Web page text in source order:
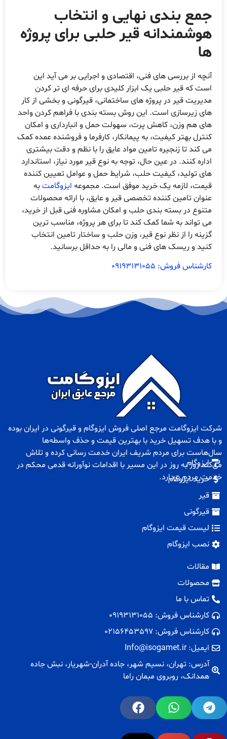
جمع بندی نهایی و انتخاب
هوشمندانه قیر حلبی برای پروژه
ها
آنچه از بررسی های فنی، اقتصادی و اجرایی بر می آید این
است که قیر حلبی یک ابزار کلیدی برای حرفه ای تر کردن
مدیریت قیر در پروژه های ساختمانی، قیرگونی و بخشی از کار
های زیرسازی است. این روش بسته بندی با فراهم کردن واحد
های هم وزن، کاهش پرت، سهولت حمل و انبارداری و امکان
کنترل بهتر کیفیت، به پیمانکار، کارفرما و فروشنده عمده کمک
می کند تا زنجیره تامین مواد عایق را با نظم و دقت بیشتری
اداره کنند. در عین حال، توجه به نوع قیر مورد نیاز، استاندارد
های تولید، کیفیت حلب، شرایط حمل و عوامل تعیین کننده
قیمت، لازمه یک خرید موفق است. مجموعه ایزوگامتبه
عنوان تامین کننده تخصصی قیر و عایق، با ارائه محصولات
متنوع در بسته بندی حلب و امکان مشاوره فنی قبل از خرید،
می تواند به شما کمک کند تا برای هر پروژه، مناسب ترین
گزینه را از نظر نوع قیر، وزن حلب و ساختار تامین انتخاب
کنید و ریسک های فنی و مالی را به حداقل برسانید.
کارشناس فروش: 09193131055
شرکت ایزوگامت مرجع اصلی فروش ایزوگام وقیرگونی در ایران بوده
و با هدف تسهیل خرید با بهترین قیمت و حذف واسطه‌ها
سال‌هاست برای مردم شریف ایران خدمت رسانی کرده و تلاش
می‌کند روز به روز در این مسیر با اقدامات نوآورانه قدمی محکم در
خدمت مردم بردارد.
ایزوگام
خرید ایزوگام
قیر
قیرگونی
لیست قیمت ایزوگام
نصب ایزوگام
مقالات
محصولات
تماس با ما
کارشناس فروش: 09193131055
کارشناس فروش: 02156453597
ایمیل: Info@isogamet.ir
آدرس: تهران، نسیم شهر، جاده آدران-شهریار، نبش جاده
همدانک، روبروی مبمان راما